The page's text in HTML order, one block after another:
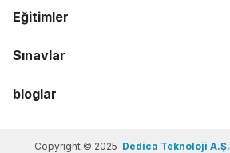
Eğitimler
Sınavlar
bloglar
Copyright © 2025 Dedica Teknoloji A.Ş.